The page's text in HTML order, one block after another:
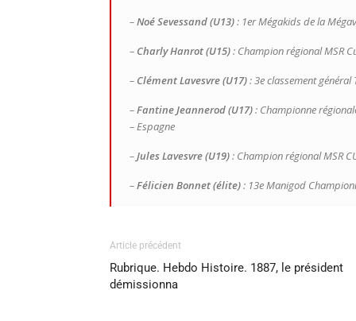
–Noé Sevessand (U13): 1er Mégakids de la
– Charly Hanrot (U15): Champion régional MSR
– Clément Lavesvre (U17): 3e classement général
–Fantine Jeannerod (U17): Championne
– Espagne
–Jules Lavesvre (U19): Champion régional MSR
–Félicien Bonnet (élite): 13e Manigod
Article précédent
Rubrique. Hebdo Histoire. 1887, le président
démissionna